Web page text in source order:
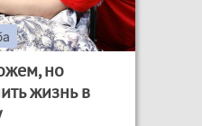
но
жизнь в